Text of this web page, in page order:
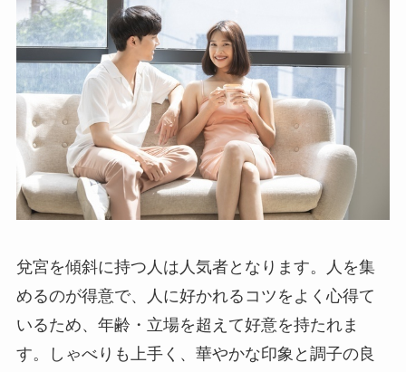
兌宮を傾斜に持つ人は人気者となります。人を集
めるのが得意で、人に好かれるコツをよく心得て
いるため、年齢・立場を超えて好意を持たれま
す。しゃべりも上手く、華やかな印象と調子の良